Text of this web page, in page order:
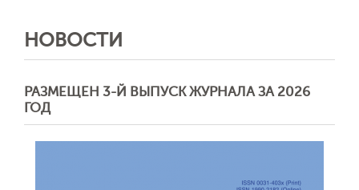
НОВОСТИ
РАЗМЕЩЕН 3-Й ВЫПУСК ЖУРНАЛА ЗА 2026
ГОД